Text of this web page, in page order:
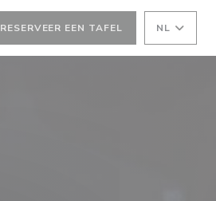
RESERVEER EEN TAFEL NL